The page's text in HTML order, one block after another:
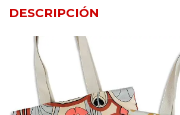
DESCRIPCIÓN